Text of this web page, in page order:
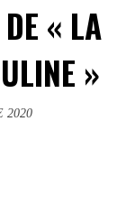
« LA
»
2020